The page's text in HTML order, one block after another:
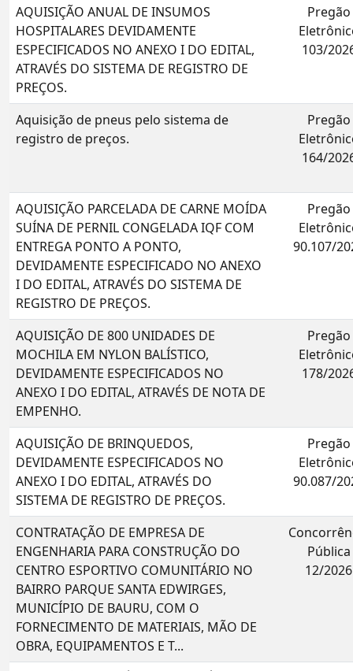
AQUISIÇÃO ANUAL DE INSUMOS
HOSPITALARES DEVIDAMENTE
ESPECIFICADOS NO ANEXO I DO EDITAL,
ATRAVÉS DO SISTEMA DE REGISTRO DE
PREÇOS.
Pregão
103/
Aquisição de pneus pelo sistema de
registro de preços.
Pregão
164/
AQUISIÇÃO PARCELADA DE CARNE MOÍDA
SUÍNA DE PERNIL CONGELADA IQF COM
ENTREGA PONTO A PONTO,
DEVIDAMENTE ESPECIFICADO NO ANEXO
I DO EDITAL, ATRAVÉS DO SISTEMA DE
REGISTRO DE PREÇOS.
Pregão
90.107/
AQUISIÇÃO DE 800 UNIDADES DE
MOCHILA EM NYLON BALÍSTICO,
DEVIDAMENTE ESPECIFICADOS NO
ANEXO I DO EDITAL, ATRAVÉS DE NOTA DE
EMPENHO.
Pregão
178/
AQUISIÇÃO DE BRINQUEDOS,
DEVIDAMENTE ESPECIFICADOS NO
ANEXO I DO EDITAL, ATRAVÉS DO
SISTEMA DE REGISTRO DE PREÇOS.
Pregão
90.087/
CONTRATAÇÃO DE EMPRESA DE
ENGENHARIA PARA CONSTRUÇÃO DO
CENTRO ESPORTIVO COMUNITÁRIO NO
BAIRRO PARQUE SANTA EDWIRGES,
MUNICÍPIO DE BAURU, COM O
FORNECIMENTO DE MATERIAIS, MÃO DE
OBRA, EQUIPAMENTOS E T...
Pública
12/2026